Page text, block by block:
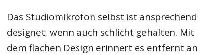
Das Studiomikrofon selbst ist ansprechend
designet, wenn auch schlicht gehalten. Mit
dem flachen Design erinnert es entfernt an